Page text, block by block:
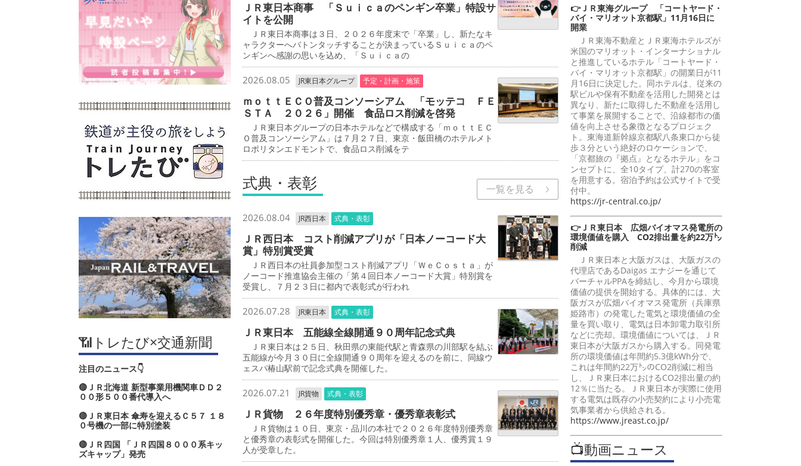
📶トレたび×交通新聞
注目のニュース👇
🔴ＪＲ北海道 新型事業用機関車ＤＤ２
００形５００番代導入へ
🔴ＪＲ東日本 傘寿を迎えるＣ５７ １８
０号機の一部に特別塗装
🔴ＪＲ四国 「ＪＲ四国８０００系キッ
ズキャップ」発売
ＪＲ東日本商事 「Ｓｕｉｃａのペンギン卒業」特設サ
イトを公開
ＪＲ東日本商事は３日、２０２６年度末で「卒業」し、新たなキ
ャラクターへバトンタッチすることが決まっているＳｕｉｃａのペ
ンギンへ感謝の思いを込め、「Ｓｕｉｃａの
2026.08.05 JR東日本グループ 予定・計画・施策
ｍｏｔｔＥＣＯ普及コンソーシアム 「モッテコ ＦＥ
ＳＴＡ ２０２６」開催 食品ロス削減を啓発
ＪＲ東日本グループの日本ホテルなどで構成する「ｍｏｔｔＥＣ
Ｏ普及コンソーシアム」は７月２７日、東京・飯田橋のホテルメト
ロポリタンエドモントで、食品ロス削減をテ
式典・表彰 一覧を見る
2026.08.04 JR西日本 式典・表彰
ＪＲ西日本 コスト削減アプリが「日本ノーコード大
賞」特別賞受賞
ＪＲ西日本の社員参加型コスト削減アプリ「ＷｅＣｏｓｔａ」が
ノーコード推進協会主催の「第４回日本ノーコード大賞」特別賞を
受賞し、７月２３日に都内で表彰式が行われ
2026.07.28 JR東日本 式典・表彰
ＪＲ東日本 五能線全線開通９０周年記念式典
ＪＲ東日本は２５日、秋田県の東能代駅と青森県の川部駅を結ぶ
五能線が今月３０日に全線開通９０周年を迎えるのを前に、同線ウ
ェスパ椿山駅前で記念式典を開催した。
2026.07.21 JR貨物 式典・表彰
ＪＲ貨物 ２６年度特別優秀章・優秀章表彰式
ＪＲ貨物は１０日、東京・品川の本社で２０２６年度特別優秀章
と優秀章の表彰式を開催した。今回は特別優秀章１人、優秀賞１９
人が受章した。
👉ＪＲ東海グループ 「コートヤード・
バイ・マリオット京都駅」11月16日に
開業
ＪＲ東海不動産とＪＲ東海ホテルズが
米国のマリオット・インターナショナル
と推進しているホテル「コートヤード・
バイ・マリオット京都駅」の開業日が11
月16日に決定した。同ホテルは、従来の
駅ビルや保有不動産を活用した開発とは
異なり、新たに取得した不動産を活用し
て事業を展開することで、沿線都市の価
値を向上させる象徴となるプロジェク
ト。東海道新幹線京都駅八条東口から徒
歩３分という絶好のロケーションで、
「京都旅の『拠点』となるホテル」をコ
ンセプトに、全10タイプ、計270の客室
を用意する。宿泊予約は公式サイトで受
付中。
https://jr-central.co.jp/
👉ＪＲ東日本 広畑バイオマス発電所の
環境価値を購入 CO2排出量を約22万㌧
削減
ＪＲ東日本と大阪ガスは、大阪ガスの
代理店であるDaigas エナジーを通じて
バーチャルPPAを締結し、今月から環境
価値の提供を開始する。具体的には、大
阪ガスが広畑バイオマス発電所（兵庫県
姫路市）の発電した電気と環境価値の全
量を買い取り、電気は日本卸電力取引所
などに売却。環境価値については、ＪＲ
東日本が大阪ガスから購入する。同発電
所の環境価値は年間約5.3億kWh分で、
これは年間約22万㌧のCO2削減に相当
し、ＪＲ東日本におけるCO2排出量の約
12％に当たる。ＪＲ東日本が実際に使用
する電気は既存の小売契約により小売電
気事業者から供給される。
https://www.jreast.co.jp/
📺動画ニュース